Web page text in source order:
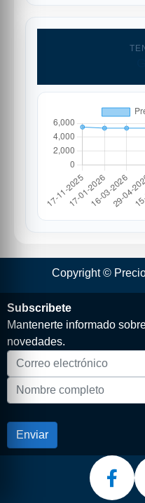
Copyright ©
Subscribete
Mantenerte informado
novedades.